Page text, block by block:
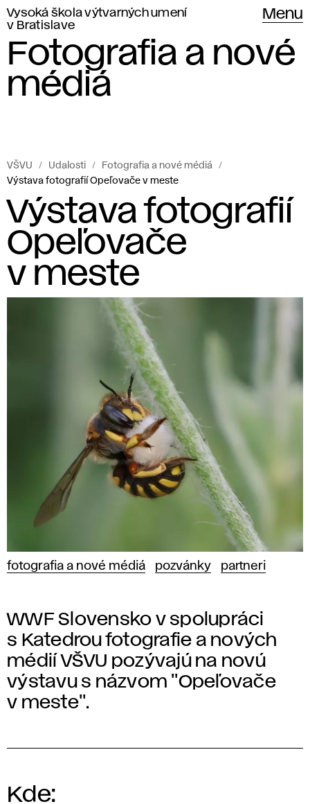
Vysoká škola výtvarných umení
v Bratislave
Menu
Fotografia a nové
médiá
VŠVU Udalosti
Fotografia a nové médiá
Výstava fotografií Opeľovače v meste
Výstava fotografií
Opeľovače
v meste
fotografia a nové médiá pozvánky partneri
WWF Slovensko v spolupráci
s Katedrou fotografie a nových
médií VŠVU pozývajú na novú
výstavu s názvom "Opeľovače
v meste".
Kde: